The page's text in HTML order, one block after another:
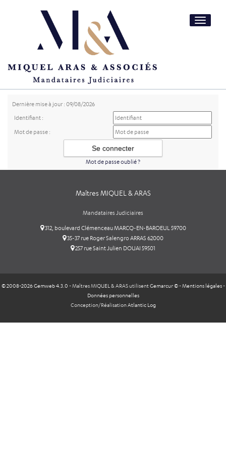
Toggle
Dernière mise à jour : 09/08/2026
Identifiant :
Mot de passe :
Mot de passe oublié ?
Maîtres MIQUEL & ARAS
Mandataires Judiciaires
312, boulevard Clémenceau MARCQ-EN-BAROEUL 59700
35-37 rue Roger Salengro ARRAS 62000
257 rue Saint Julien DOUAI 59501
© 2008-2026 Gemweb 4.3.0 - Maîtres MIQUEL & ARAS utilisentGemarcur ©-Mentions légales-
Données personnelles
Conception/RéalisationAtlantic Log